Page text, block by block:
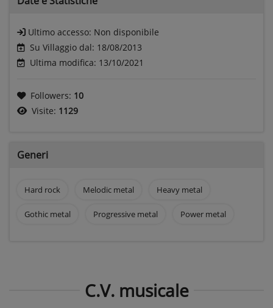
Ultimo accesso: Non disponibile
Su Villaggio dal: 18/08/2013
Ultima modifica: 13/10/2021
Followers: 10
Visite: 1129
Generi
Hard rock Melodic metal Heavy metal
Gothic metal Progressive metal Power metal
C.V. musicale